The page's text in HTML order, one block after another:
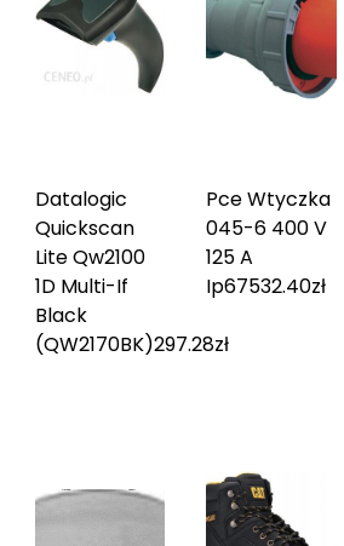
Datalogic
Quickscan
Lite Qw2100
1D Multi-If
Black
(QW2170BK)297.28zł
Pce Wtyczka
045-6 400 V
125 A
Ip67532.40zł